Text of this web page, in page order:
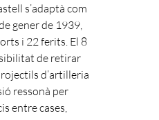
s’adaptà com
gener de 1939,
i 22 ferits. El 8
de retirar
d’artilleria
ressonà per
entre cases,